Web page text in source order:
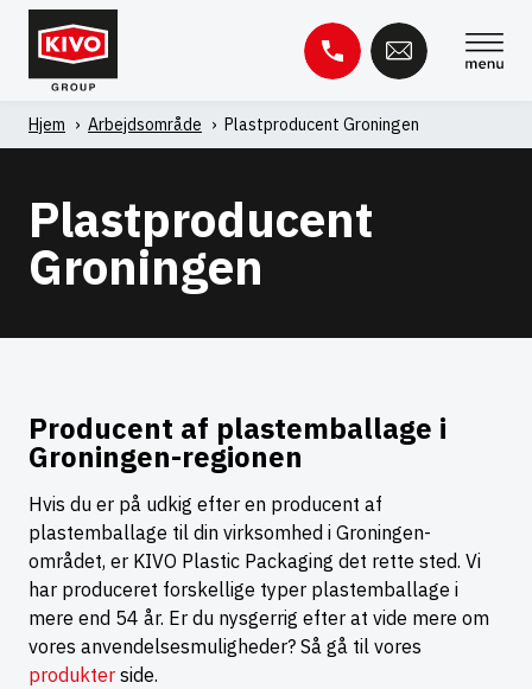
Spring
Søg
Videnbase Kontakt
Hjem ' Arbejdsområde ' Plastproducent Groningen
Plastproducent
Groningen
Producent af plastemballage i
Groningen-regionen
Hvis du er på udkig efter en producent af
plastemballage til din virksomhed i Groningen-
området, er KIVO Plastic Packaging det rette sted. Vi
har produceret forskellige typer plastemballage i
mere end 54 år. Er du nysgerrig efter at vide mere om
vores anvendelsesmuligheder? Så gå til vores
produkter side.